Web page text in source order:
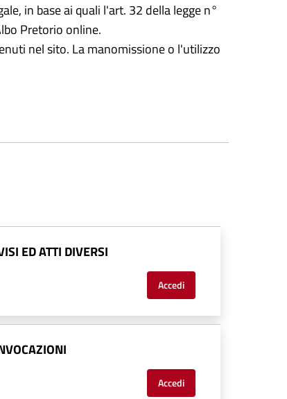
in base ai quali l'art. 32 della legge n°
Pretorio online.
nel sito. La manomissione o l'utilizzo
ED ATTI DIVERSI
Accedi
Accedi